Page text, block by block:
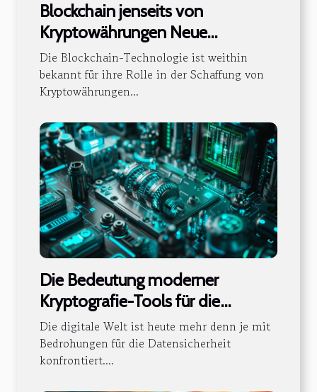
Blockchain jenseits von
Kryptowährungen Neue
Anwendungen und Potenziale für
die Industrie
Die Blockchain-Technologie ist weithin
bekannt für ihre Rolle in der Schaffung von
Kryptowährungen...
Die Bedeutung moderner
Kryptografie-Tools für die
Datensicherheit
Die digitale Welt ist heute mehr denn je mit
Bedrohungen für die Datensicherheit
konfrontiert....